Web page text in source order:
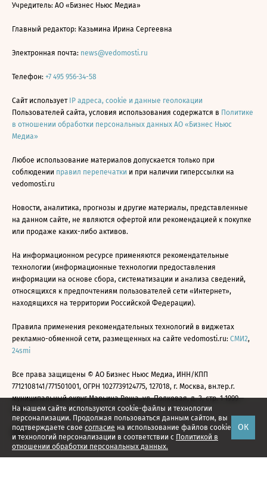
На нашем сайте используются cookie-файлы и технологии
персонализации. Продолжая пользоваться данным сайтом, вы
подтверждаете свое согласие на использование файлов cookie
и технологий персонализации в соответствии с Политикой в
отношении обработки персональных данных.
ОК
Учредитель: АО «Бизнес Ньюс Медиа»
Главный редактор: Казьмина Ирина Сергеевна
Электронная почта: news@vedomosti.ru
Телефон: +7 495 956-34-58
Сайт использует IP адреса, cookie и данные геолокации
Пользователей сайта, условия использования содержатся в Политике
в отношении обработки персональных данных АО «Бизнес Ньюс
Медиа»
Любое использование материалов допускается только при
соблюдении правил перепечатки и при наличии гиперссылки на
vedomosti.ru
Новости, аналитика, прогнозы и другие материалы, представленные
на данном сайте, не являются офертой или рекомендацией к покупке
или продаже каких-либо активов.
На информационном ресурсе применяются рекомендательные
технологии (информационные технологии предоставления
информации на основе сбора, систематизации и анализа сведений,
относящихся к предпочтениям пользователей сети «Интернет»,
находящихся на территории Российской Федерации).
Правила применения рекомендательных технологий в виджетах
рекламно-обменной сети, размещенных на сайте vedomosti.ru: СМИ2,
24smi
Все права защищены © АО Бизнес Ньюс Медиа, ИНН/КПП
7712108141/771501001, ОГРН 1027739124775, 127018, г. Москва, вн.тер.г.
муниципальный округ Марьина Роща, ул. Полковая, д. 3, стр. 1 1999—
2026